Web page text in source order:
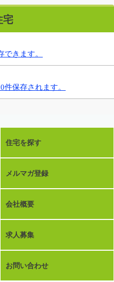
宅
きます。
保存されます。
住宅を探す
メルマガ登録
会社概要
求人募集
お問い合わせ